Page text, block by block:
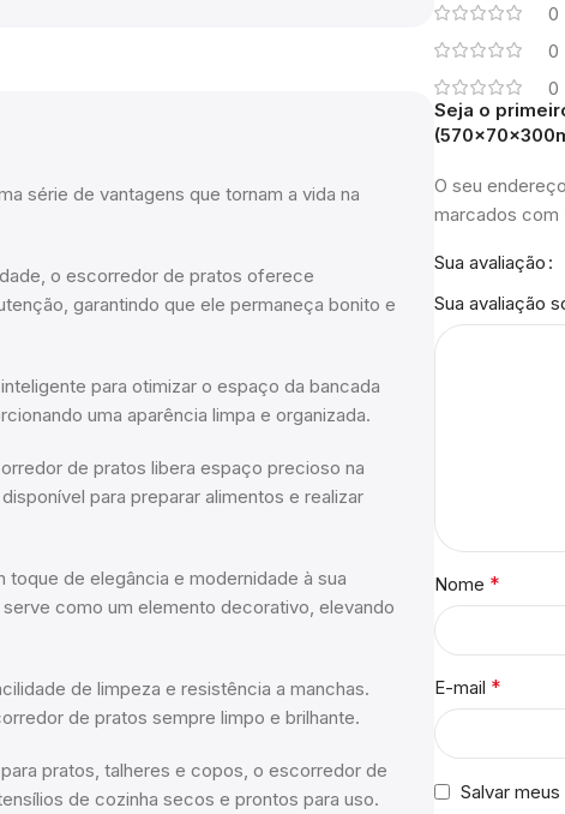
série de vantagens que tornam a vida na
o escorredor de pratos oferece
garantindo que ele permaneça bonito e
para otimizar o espaço da bancada
uma aparência limpa e organizada.
de pratos libera espaço precioso na
para preparar alimentos e realizar
de elegância e modernidade à sua
como um elemento decorativo, elevando
de limpeza e resistência a manchas.
de pratos sempre limpo e brilhante.
pratos, talheres e copos, o escorredor de
de cozinha secos e prontos para uso.
0
0
0
Seja o
O seu
marcados com
Sua avaliação
Sua avaliação
Nome *
E-mail *
Salvar